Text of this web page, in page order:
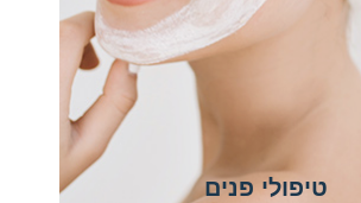
טיפולי פנים